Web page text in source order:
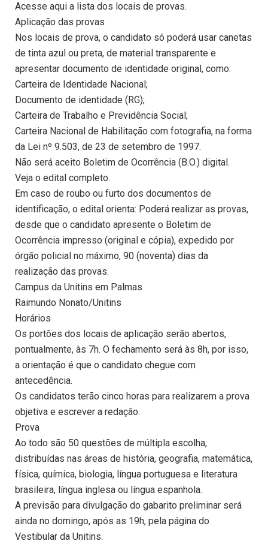
Acesse aqui a lista dos locais de provas.
Aplicação das provas
Nos locais de prova, o candidato só poderá usar canetas
de tinta azul ou preta, de material transparente e
apresentar documento de identidade original, como:
Carteira de Identidade Nacional;
Documento de identidade (RG);
Carteira de Trabalho e Previdência Social;
Carteira Nacional de Habilitação com fotografia, na forma
da Lei nº 9.503, de 23 de setembro de 1997.
Não será aceito Boletim de Ocorrência (B.O.) digital.
Veja o edital completo.
Em caso de roubo ou furto dos documentos de
identificação, o edital orienta: Poderá realizar as provas,
desde que o candidato apresente o Boletim de
Ocorrência impresso (original e cópia), expedido por
órgão policial no máximo, 90 (noventa) dias da
realização das provas.
Campus da Unitins em Palmas
Raimundo Nonato/Unitins
Horários
Os portões dos locais de aplicação serão abertos,
pontualmente, às 7h. O fechamento será às 8h, por isso,
a orientação é que o candidato chegue com
antecedência.
Os candidatos terão cinco horas para realizarem a prova
objetiva e escrever a redação.
Prova
Ao todo são 50 questões de múltipla escolha,
distribuídas nas áreas de história, geografia, matemática,
física, química, biologia, língua portuguesa e literatura
brasileira, língua inglesa ou língua espanhola.
A previsão para divulgação do gabarito preliminar será
ainda no domingo, após as 19h, pela página do
Vestibular da Unitins.